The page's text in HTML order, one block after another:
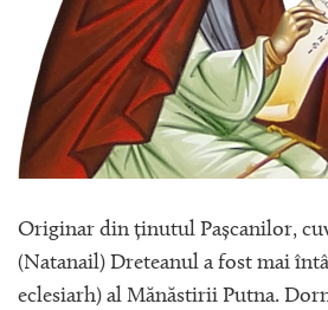
Originar din ținutul Pașcanilor,
(Natanail) Dreteanul a fost mai
eclesiarh) al Mănăstirii Putna.